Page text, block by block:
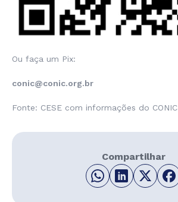
Ou faça um Pix:
conic@conic.org.br
Fonte: CESE com informações do CONIC
Compartilhar